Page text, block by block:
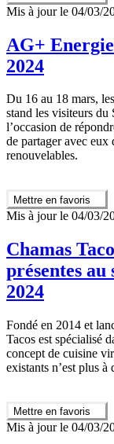
Mis à jour le 04/03/
AG+
2024
Du 16 au 18 mars,
stand les visiteurs du
l’occasion de
de partager avec eux
renouvelables.
Mettre en favoris
Mis à jour le 04/03/
Chamas
présentes
2024
Fondé en 2014 et
Tacos est spécialisé
concept de cuisine
existants n’est plus à
Mettre en favoris
Mis à jour le 04/03/